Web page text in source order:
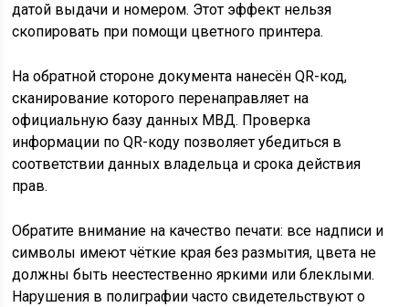
датой выдачи и номером. Этот эффект нельзя
скопировать при помощи цветного принтера.
На обратной стороне документа нанесён QR-код,
сканирование которого перенаправляет на
официальную базу данных МВД. Проверка
информации по QR-коду позволяет убедиться в
соответствии данных владельца и срока действия
прав.
Обратите внимание на качество печати: все надписи и
символы имеют чёткие края без размытия, цвета не
должны быть неестественно яркими или блеклыми.
Нарушения в полиграфии часто свидетельствуют о